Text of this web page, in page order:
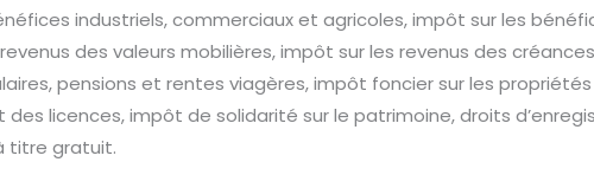
industriels, commerciaux et agricoles, impôt sur les
des valeurs mobilières, impôt sur les revenus des
pensions et rentes viagères, impôt foncier sur les
licences, impôt de solidarité sur le patrimoine, droits
titre gratuit.